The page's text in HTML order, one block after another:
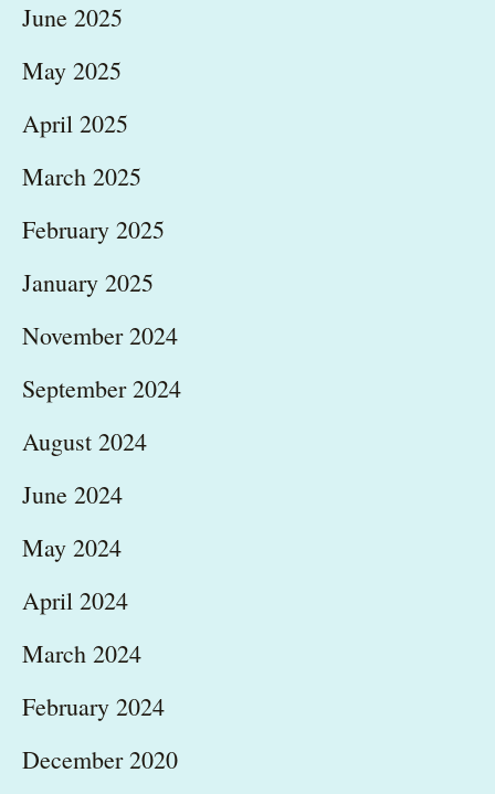
June 2025
May 2025
April 2025
March 2025
February 2025
January 2025
November 2024
September 2024
August 2024
June 2024
May 2024
April 2024
March 2024
February 2024
December 2020